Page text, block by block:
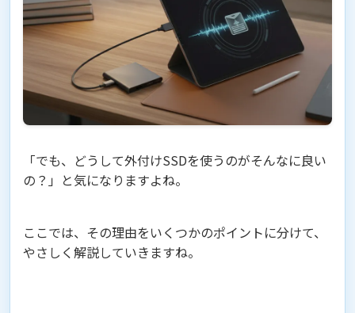
「でも、どうして外付けSSDを使うのがそんなに良い
の？」と気になりますよね。
ここでは、その理由をいくつかのポイントに分けて、
やさしく解説していきますね。